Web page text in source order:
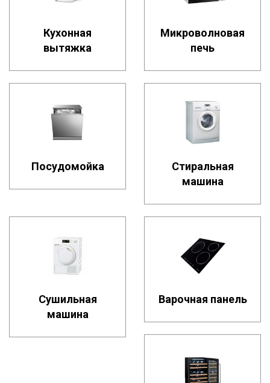
Кухонная
вытяжка
Микроволновая
печь
Посудомойка
Стиральная
машина
Сушильная
машина
Варочная панель